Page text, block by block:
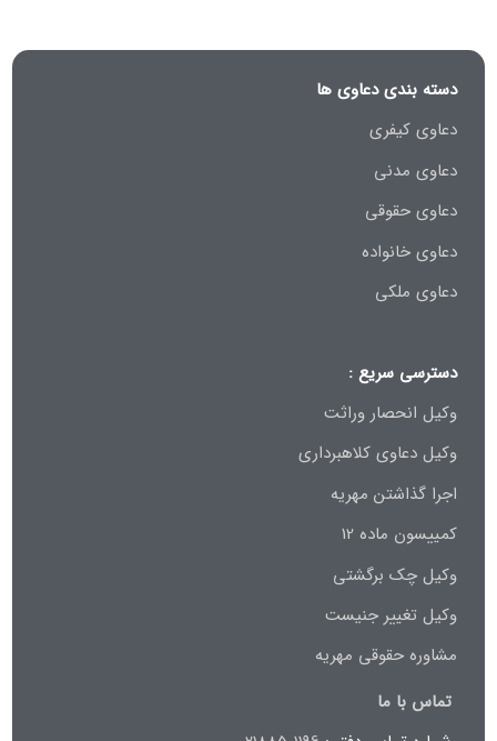
دسته بندی دعاوی ها
دعاوی کیفری
دعاوی مدنی
دعاوی حقوقی
دعاوی خانواده
دعاوی ملکی
دسترسی سریع :
وکیل انحصار وراثت
وکیل دعاوی کلاهبرداری
اجرا گذاشتن مهریه
کمییسون ماده 12
وکیل چک برگشتی
وکیل تغییر جنیست
مشاوره حقوقی مهریه
تماس با ما